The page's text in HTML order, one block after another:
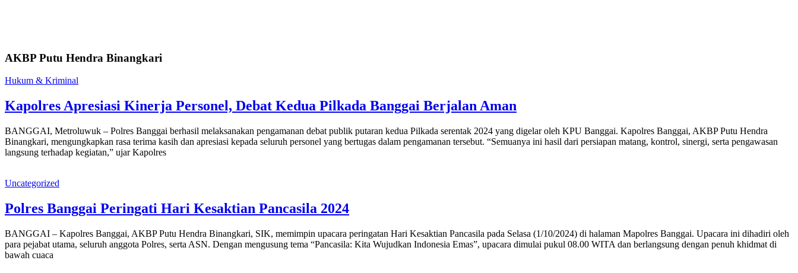
AKBP Putu Hendra Binangkari
Hukum & Kriminal
Kapolres Apresiasi Kinerja Personel, Debat Kedua Pilkada Banggai Berjalan Aman
BANGGAI, Metroluwuk – Polres Banggai berhasil melaksanakan pengamanan debat publik putaran kedua Pilkada serentak 2024 yang digelar oleh KPU Banggai. Kapolres Banggai, AKBP Putu Hendra
Binangkari, mengungkapkan rasa terima kasih dan apresiasi kepada seluruh personel yang bertugas dalam pengamanan tersebut. “Semuanya ini hasil dari persiapan matang, kontrol, sinergi, serta pengawasan
langsung terhadap kegiatan,” ujar Kapolres
Uncategorized
Polres Banggai Peringati Hari Kesaktian Pancasila 2024
BANGGAI – Kapolres Banggai, AKBP Putu Hendra Binangkari, SIK, memimpin upacara peringatan Hari Kesaktian Pancasila pada Selasa (1/10/2024) di halaman Mapolres Banggai. Upacara ini dihadiri oleh
para pejabat utama, seluruh anggota Polres, serta ASN. Dengan mengusung tema “Pancasila: Kita Wujudkan Indonesia Emas”, upacara dimulai pukul 08.00 WITA dan berlangsung dengan penuh khidmat di
bawah cuaca